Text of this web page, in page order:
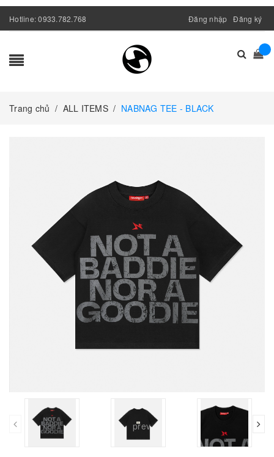
Hotline:0933.782.768 Đăng nhập Đăng ký
Trang chủ / ALL ITEMS / NABNAG TEE - BLACK
prev